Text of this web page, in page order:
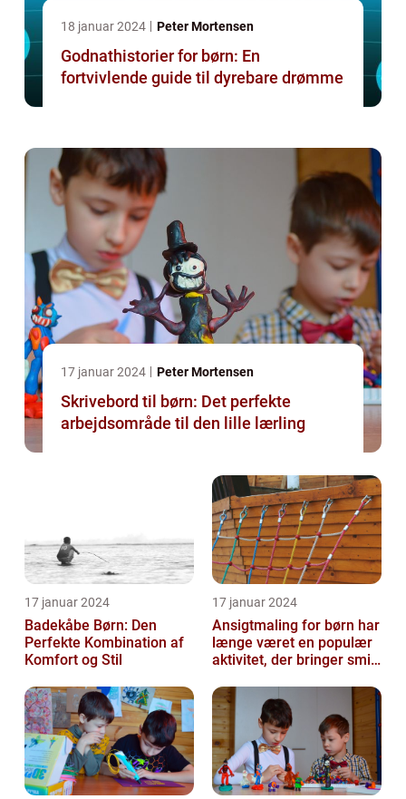
18 januar 2024 Peter Mortensen
Godnathistorier for børn: En
fortvivlende guide til dyrebare drømme
17 januar 2024 Peter Mortensen
Skrivebord til børn: Det perfekte
arbejdsområde til den lille lærling
17 januar 2024
Badekåbe Børn: Den
Perfekte Kombination af
Komfort og Stil
17 januar 2024
Ansigtmaling for børn har
længe været en populær
aktivitet, der bringer smil